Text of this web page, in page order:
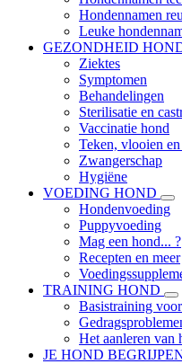
Hondennamen
Leuke
GEZONDHEID
Ziektes
Symptomen
Behandelingen
Sterilisatie en
Vaccinatie hond
Teken, vlooien en
Zwangerschap
Hygiëne
VOEDING HOND
Hondenvoeding
Puppyvoeding
Mag een hond... ?
Recepten en meer
TRAINING HOND
Basistraining
Het aanleren van
JE HOND